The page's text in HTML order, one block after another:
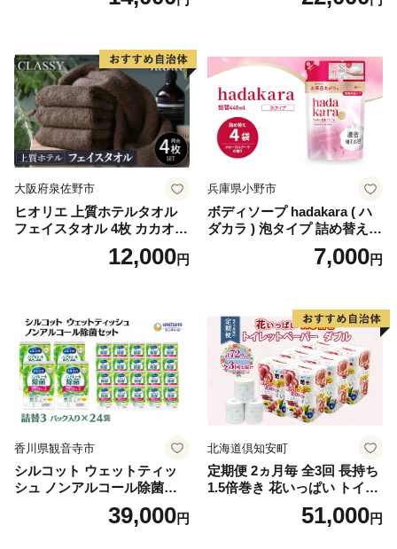
蓄 防災 エコ 消耗品 生活雑貨
生活用品 無香料 トイレット
ペーパー ダブル といれっと
ぺーぱー トイレ クレシア ト
イレットペーパー [BDBH002
-1]
大阪府泉佐野市
ヒオリエ 上質ホテルタオル
フェイスタオル 4枚 カカオ
【タオル 泉州タオル 吸水 普
段使い 無地 シンプル 日用品
12,000円
兵庫県小野市
ボディソープ hadakara ( ハ
ダカラ ) 泡タイプ 詰め替え 4
40ml×4袋 ボディーソープ 泡
ボディソープ 泡 日用品 消耗
泡石鹸 石鹸 兵庫 兵庫県 小野
7,000円
香川県観音寺市
シルコット ウェットティッ
シュ ノンアルコール除菌詰
替（43枚×3P）×24袋 日用品
おもちゃ 拭き取り 手拭き 外
39,000円
北海道倶知安町
定期便 2ヵ月毎 全3回 長持ち
1.5倍巻き 花いっぱい トイレ
ットペーパー ダブル 45ｍ 計
72ロール 全18種 花柄 プリン
51,000円